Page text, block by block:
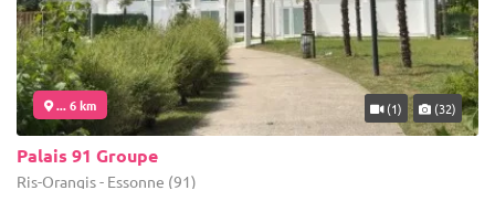
... 6 km (1) (32)
Palais 91 Groupe
Ris-Orangis - Essonne (91)